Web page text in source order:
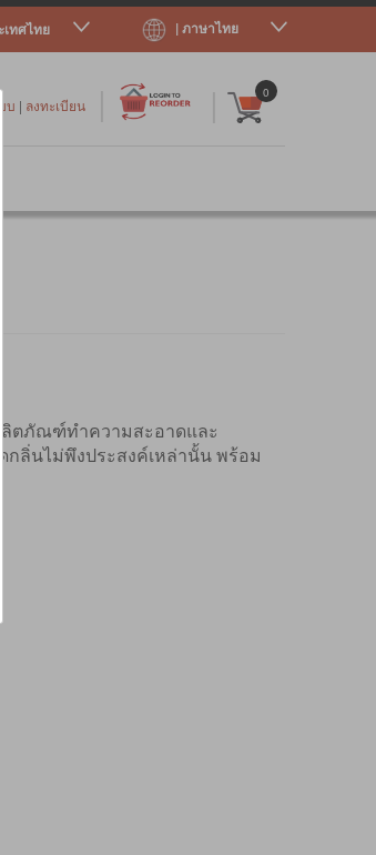
| ภาษาไทย
เทศไทย
0
บ | ลงทะเบียน
ลิตภัณฑ์ทำความสะอาดและ
กลิ่นไม่พึงประสงค์เหล่านั้น พร้อม